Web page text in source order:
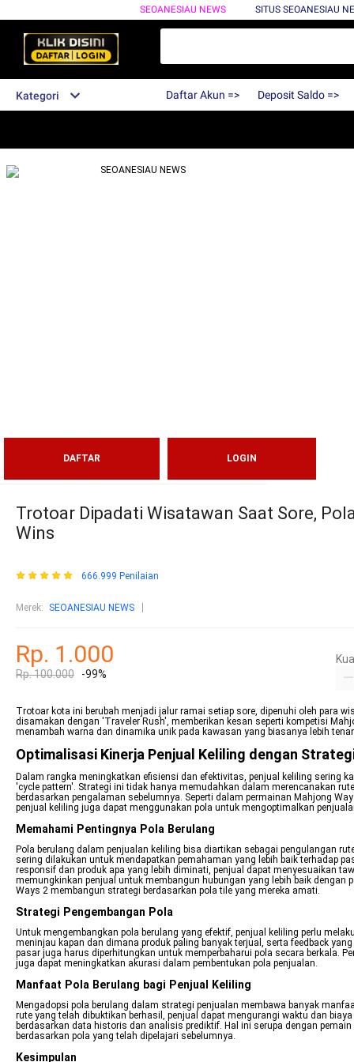
SEOANESIAU NEWS SITUS SEOANESIAU
Kategori Daftar Akun => Deposit Saldo =>
DAFTAR LOGIN
Trotoar Dipadati Wisatawan Saat Sore,
Wins
666.999 Penilaian
Merek: SEOANESIAU NEWS
Rp. 1.000
Rp. 100.000 -99%
Trotoar kota ini berubah menjadi jalur ramai setiap sore, dipenuhi oleh para
disamakan dengan 'Traveler Rush', memberikan kesan seperti kompetisi
menambah warna dan dinamika unik pada kawasan yang biasanya lebih
Optimalisasi Kinerja Penjual Keliling dengan
Dalam rangka meningkatkan efisiensi dan efektivitas, penjual keliling sering
'cycle pattern'. Strategi ini tidak hanya memudahkan dalam merencanakan
berdasarkan pengalaman sebelumnya. Seperti dalam permainan Mahjong
penjual keliling juga dapat menggunakan pola untuk mengoptimalkan
Memahami Pentingnya Pola Berulang
Pola berulang dalam penjualan keliling bisa diartikan sebagai pengulangan
sering dilakukan untuk mendapatkan pemahaman yang lebih baik terhadap
responsif dan produk apa yang lebih diminati, penjual dapat menyesuaikan
memungkinkan penjual untuk membangun hubungan yang lebih baik dengan
Ways 2 membangun strategi berdasarkan pola tile yang mereka amati.
Strategi Pengembangan Pola
Untuk mengembangkan pola berulang yang efektif, penjual keliling perlu
meninjau kapan dan dimana produk paling banyak terjual, serta feedback
pasar juga harus diperhitungkan untuk memperbaharui pola secara berkala.
juga dapat meningkatkan akurasi dalam pembentukan pola penjualan.
Manfaat Pola Berulang bagi Penjual Keliling
Mengadopsi pola berulang dalam strategi penjualan membawa banyak
rute yang telah dibuktikan berhasil, penjual dapat mengurangi waktu dan
berdasarkan data historis dan analisis prediktif. Hal ini serupa dengan
berdasarkan pola yang telah dipelajari sebelumnya.
Kesimpulan